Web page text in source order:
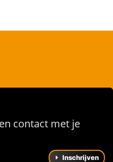
contact met je
Inschrijven